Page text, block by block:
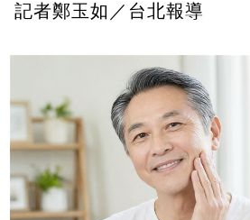
記者鄭玉如／台北報導